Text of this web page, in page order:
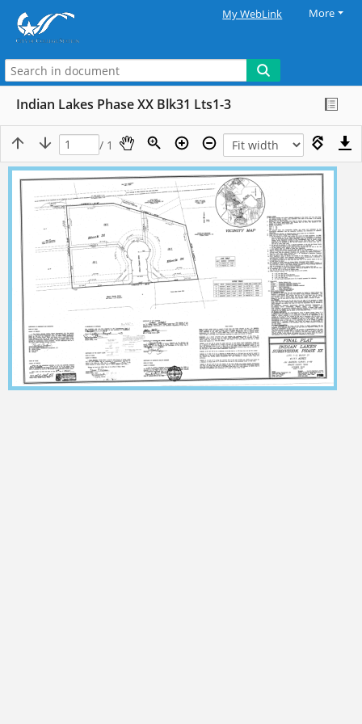
My WebLink More
Indian Lakes Phase XX Blk31 Lts1-3
/ 1